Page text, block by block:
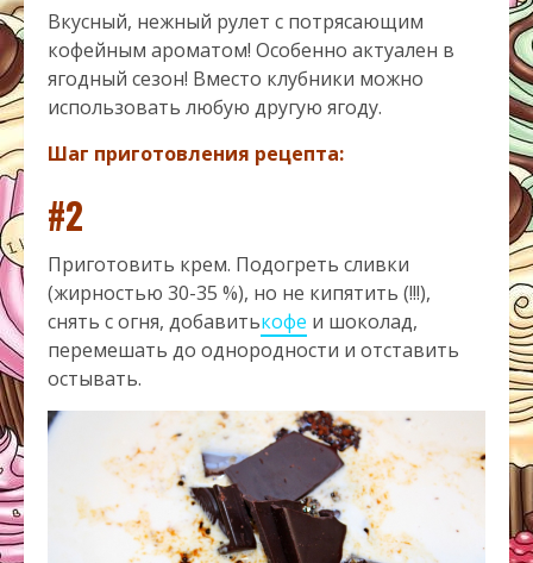
Вкусный, нежный рулет с потрясающим
кофейным ароматом! Особенно актуален в
ягодный сезон! Вместо клубники можно
использовать любую другую ягоду.
Шаг приготовления рецепта:
#2
Приготовить крем. Подогреть сливки
(жирностью 30-35 %), но не кипятить (!!!),
снять с огня, добавитькофе и шоколад,
перемешать до однородности и отставить
остывать.